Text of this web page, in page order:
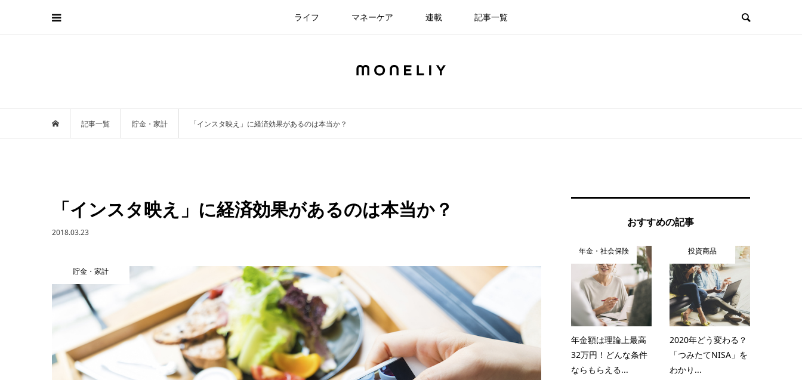
ライフ マネーケア 連載 記事一覧
記事一覧 貯金・家計 「インスタ映え」に経済効果があるのは本当か？
「インスタ映え」に経済効果があるのは本当か？
2018.03.23
貯金・家計
おすすめの記事
年金・社会保険
年金額は理論上最高
32万円！どんな条件
ならもらえる...
投資商品
2020年どう変わる？
「つみたてNISA」を
わかり...